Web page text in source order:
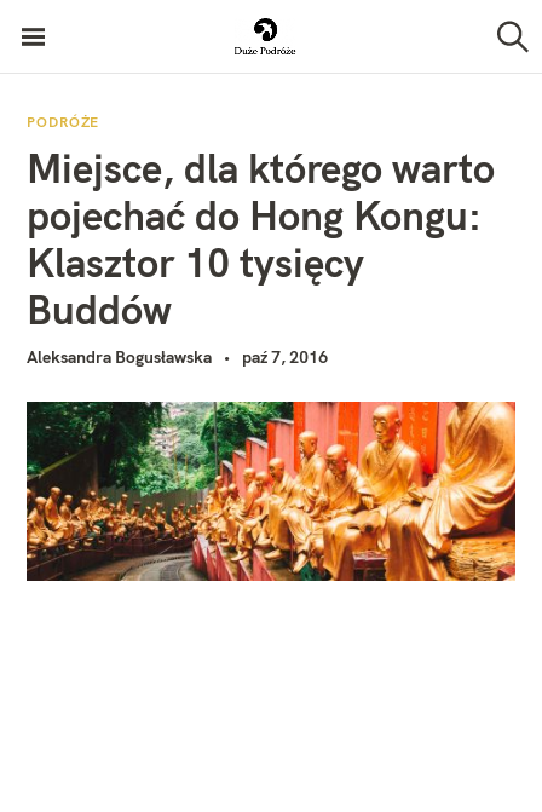
z
PODRÓŻE
Miejsce, dla którego warto
pojechać do Hong Kongu:
Klasztor 10 tysięcy
Buddów
Aleksandra Bogusławska paź 7, 2016